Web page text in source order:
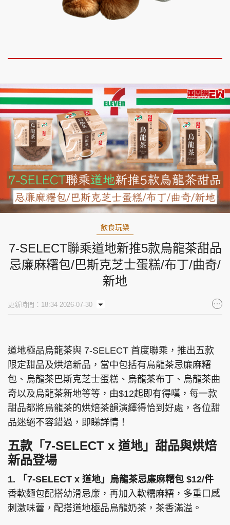
飲食玩樂
7-SELECT聯乘道地新推5款烏龍茶甜品
忌廉麻糬包/巴斯克芝士蛋糕/布丁/曲奇/
新地
更新時間：18:34 2026-07-30
道地極品烏龍茶與 7‑SELECT 首度聯乘，推出五款
限定甜品及烘焙新品，當中包括有烏龍茶忌廉麻糬
包、烏龍茶巴斯克芝士蛋糕、烏龍茶布丁、烏龍茶曲
奇以及烏龍茶新地等等，由$12起即有得嘆，每一款
甜品都將烏龍茶的烘焙茶韻演繹得恰到好處，各位甜
品迷絕不容錯過，即睇詳情！
五款「7-SELECT x 道地」甜品與烘焙
新品登場
1. 「7-SELECT x 道地」烏龍茶忌廉麻糬包 $12/件
香軟麵包配搭幼滑忌廉，再加入軟糯麻糬，多重口感
刺激味蕾，配搭道地極品烏龍奶茶，茶香滿溢。